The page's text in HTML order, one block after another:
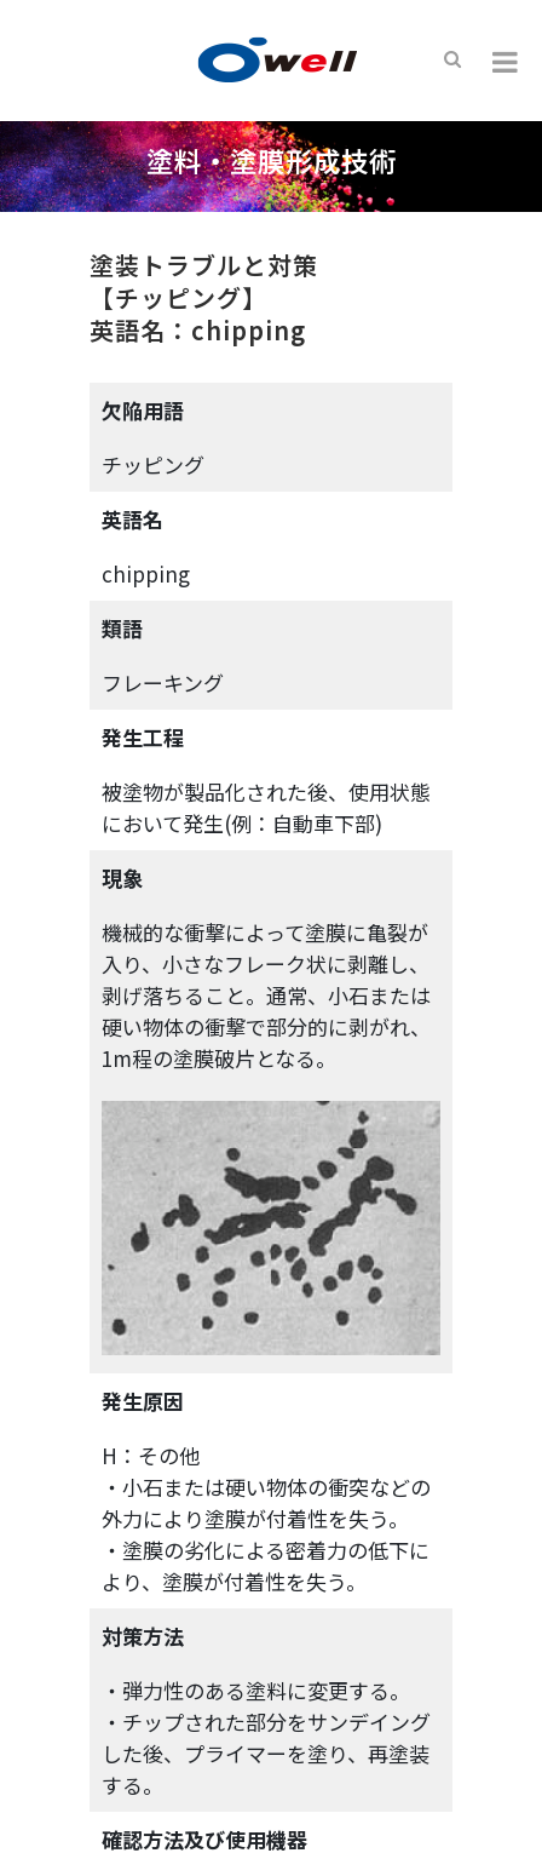
塗料・塗膜形成技術
塗装トラブルと対策
【チッピング】
英語名：chipping
欠陥用語
チッピング
英語名
chipping
類語
フレーキング
発生工程
被塗物が製品化された後、使用状態
において発生(例：自動車下部)
現象
機械的な衝撃によって塗膜に亀裂が
入り、小さなフレーク状に剥離し、
剥げ落ちること。通常、小石または
硬い物体の衝撃で部分的に剥がれ、
1m程の塗膜破片となる。
発生原因
H：その他
・小石または硬い物体の衝突などの
外力により塗膜が付着性を失う。
・塗膜の劣化による密着力の低下に
より、塗膜が付着性を失う。
対策方法
・弾力性のある塗料に変更する。
・チップされた部分をサンデイング
した後、プライマーを塗り、再塗装
する。
確認方法及び使用機器